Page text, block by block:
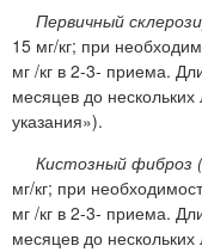
Первичный
15 мг/кг; при
мг /кг в 2-3- приема.
месяцев до
указания»).
Кистозный фиброз
мг/кг; при
мг /кг в 2-3- приема.
месяцев до нескольких